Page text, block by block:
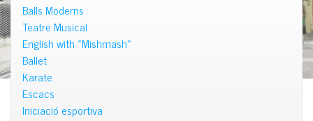
Balls Moderns
Teatre Musical
English with «Mishmash»
Ballet
Karate
Escacs
Iniciació esportiva